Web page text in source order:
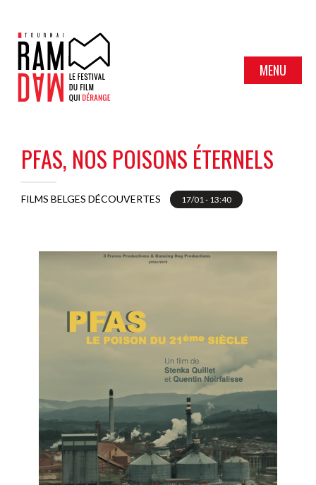
MENU
PFAS, NOS POISONS ÉTERNELS
FILMS BELGES DÉCOUVERTES 17/01 - 13:40